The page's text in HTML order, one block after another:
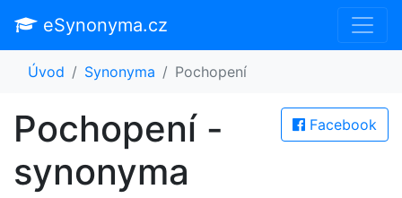
eSynonyma.cz
Úvod Synonyma Pochopení
Facebook
Pochopení -
synonyma